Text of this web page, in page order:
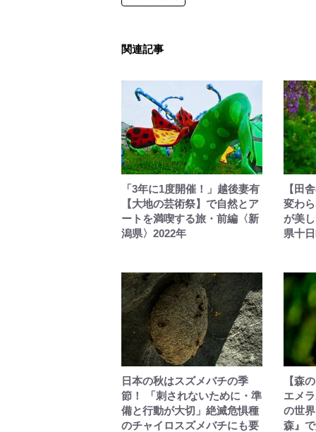
関連記事
「3年に1度開催！」越後妻有
【大地の芸術祭】で自然とア
ートを満喫する旅・前編〈新
潟県〉2022年
【田
変わ
が美
県十
日本の秋はスズメバチの季
節！ 「刺されないために・準
備と行動が大切」絶滅危惧種
のチャイロスズメバチにも要
【森
エメ
の世
森』